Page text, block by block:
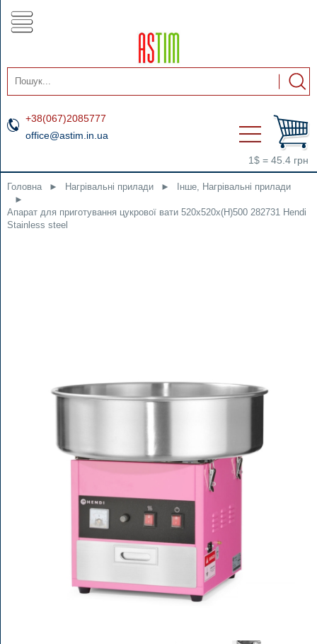
+38(067)2085777
office@astim.in.ua
1$ = 45.4 грн
Головна ► Нагрівальні прилади ►
Інше, Нагрівальні прилади
►
Апарат для приготування цукрової вати 520x520x(H)500 282731 Hendi
Stainless steel